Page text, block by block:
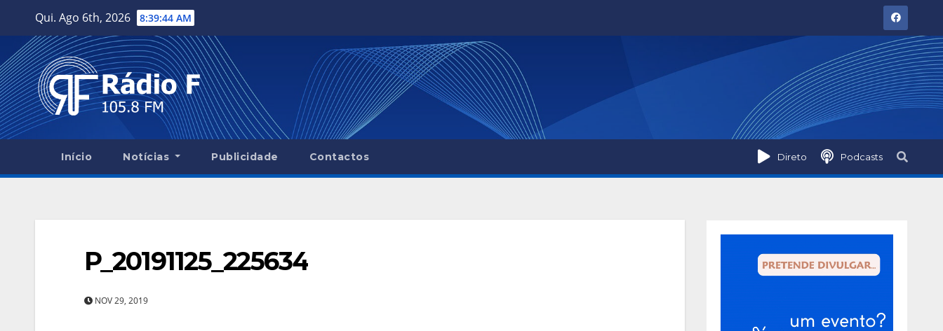
content
Qui. Ago 6th, 2026 8:39:44 AM
Direto Podcasts
Início Notícias Publicidade Contactos
P_20191125_225634
NOV 29, 2019